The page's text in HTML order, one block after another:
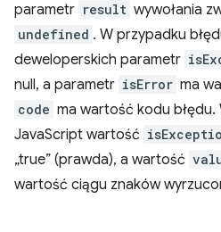
parametr result wywołania
undefined . W przypadku
deweloperskich parametr
null, a parametr isError ma
code ma wartość kodu błędu.
JavaScript wartość
„true” (prawda), a wartość
wartość ciągu znaków